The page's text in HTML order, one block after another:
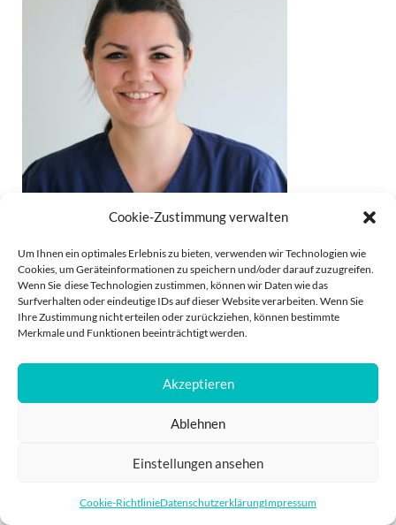
Cookie-Zustimmung verwalten
Um Ihnen ein optimales Erlebnis zu bieten, verwenden wir Technologien wie
Cookies, um Geräteinformationen zu speichern und/oder darauf zuzugreifen.
Wenn Sie diese Technologien zustimmen, können wir Daten wie das
Surfverhalten oder eindeutige IDs auf dieser Website verarbeiten. Wenn Sie
Ihre Zustimmung nicht erteilen oder zurückziehen, können bestimmte
Merkmale und Funktionen beeinträchtigt werden.
Akzeptieren
Ablehnen
Einstellungen ansehen
Cookie-RichtlinieDatenschutzerklärungImpressum
Personal bei Dr. Göbel